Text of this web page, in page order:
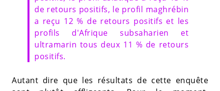
de retours positifs, le profil maghrébin
a reçu 12 % de retours positifs et les
profils d'Afrique subsaharien et
ultramarin tous deux 11 % de retours
positifs.
Autant dire que les résultats de cette enquête